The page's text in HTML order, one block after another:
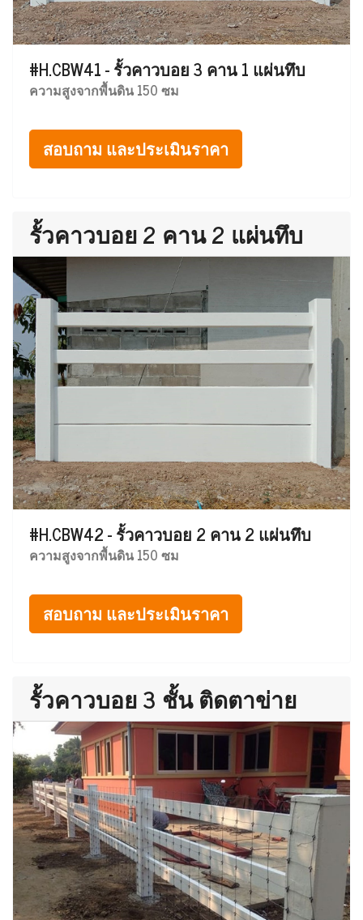
#H.CBW41 - รั้วคาวบอย 3 คาน 1 แผ่นทึบ
ความสูงจากพื้นดิน 150 ซม
สอบถาม และประเมินราคา
รั้วคาวบอย 2 คาน 2 แผ่นทึบ
#H.CBW42 - รั้วคาวบอย 2 คาน 2 แผ่นทึบ
ความสูงจากพื้นดิน 150 ซม
สอบถาม และประเมินราคา
รั้วคาวบอย 3 ชั้น ติดตาข่าย